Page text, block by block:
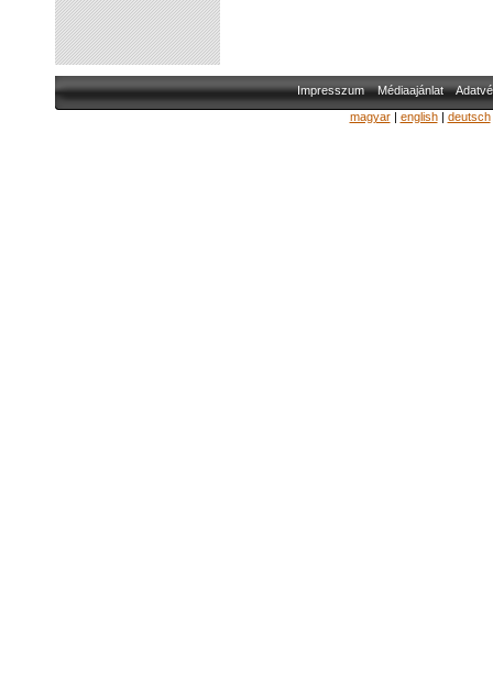
Impresszum Médiaajánlat
magyar| english| deutsch